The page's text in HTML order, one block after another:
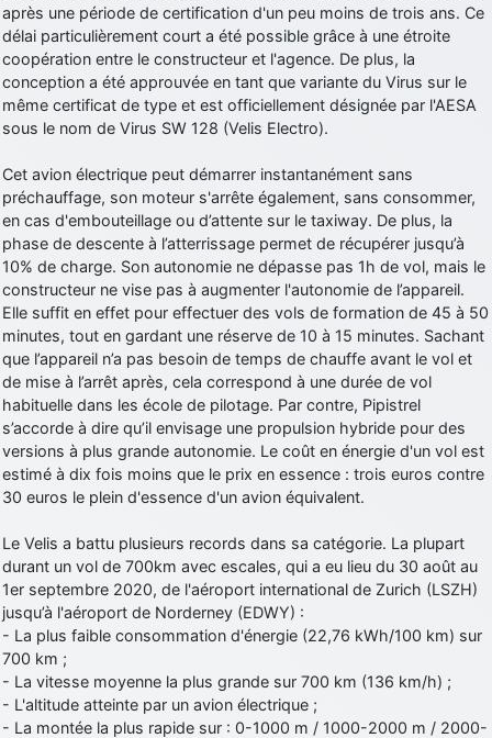
d9pouces: Désolé ! Mon filtrage a été un peu trop violent
manifestement
tout voir
après une période de certification d'un peu moins de trois ans. Ce
délai particulièrement court a été possible grâce à une étroite
coopération entre le constructeur et l'agence. De plus, la
conception a été approuvée en tant que variante du Virus sur le
même certificat de type et est officiellement désignée par l'AESA
sous le nom de Virus SW 128 (Velis Electro).
Cet avion électrique peut démarrer instantanément sans
préchauffage, son moteur s'arrête également, sans consommer,
en cas d'embouteillage ou d’attente sur le taxiway. De plus, la
phase de descente à l’atterrissage permet de récupérer jusqu’à
10% de charge. Son autonomie ne dépasse pas 1h de vol, mais le
constructeur ne vise pas à augmenter l'autonomie de l’appareil.
Elle suffit en effet pour effectuer des vols de formation de 45 à 50
minutes, tout en gardant une réserve de 10 à 15 minutes. Sachant
que l’appareil n’a pas besoin de temps de chauffe avant le vol et
de mise à l’arrêt après, cela correspond à une durée de vol
habituelle dans les école de pilotage. Par contre, Pipistrel
s’accorde à dire qu’il envisage une propulsion hybride pour des
versions à plus grande autonomie. Le coût en énergie d'un vol est
estimé à dix fois moins que le prix en essence : trois euros contre
30 euros le plein d'essence d'un avion équivalent.
Le Velis a battu plusieurs records dans sa catégorie. La plupart
durant un vol de 700km avec escales, qui a eu lieu du 30 août au
1er septembre 2020, de l'aéroport international de Zurich (LSZH)
jusqu’à l'aéroport de Norderney (EDWY) :
- La plus faible consommation d'énergie (22,76 kWh/100 km) sur
700 km ;
- La vitesse moyenne la plus grande sur 700 km (136 km/h) ;
- L'altitude atteinte par un avion électrique ;
- La montée la plus rapide sur : 0-1000 m / 1000-2000 m / 2000-